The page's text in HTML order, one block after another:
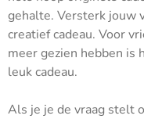
gehalte. Versterk jouw
creatief cadeau. Voor
meer gezien hebben is
leuk cadeau.
Als je je de vraag stelt